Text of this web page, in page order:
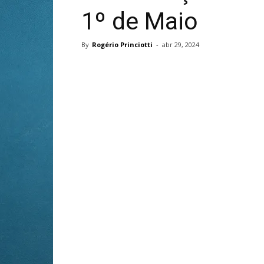
1º de Maio
By Rogério Princiotti - abr 29, 2024